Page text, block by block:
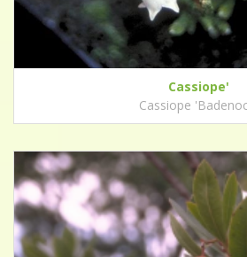
Cassiope'
Cassiope